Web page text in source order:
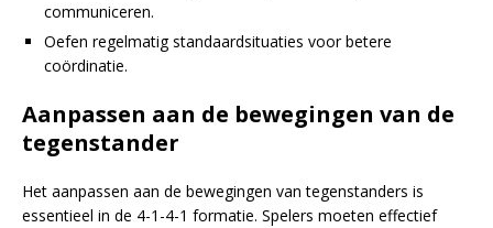
communiceren.
Oefen regelmatig standaardsituaties voor betere
coördinatie.
Aanpassen aan de bewegingen van de
tegenstander
Het aanpassen aan de bewegingen van tegenstanders is
essentieel in de 4-1-4-1 formatie. Spelers moeten effectief